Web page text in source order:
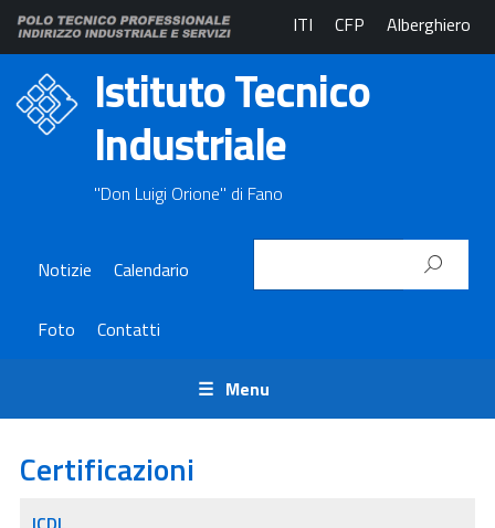
ITI CFP Alberghiero
Istituto Tecnico
Industriale
"Don Luigi Orione" di Fano
Notizie Calendario
Foto Contatti
Menu
Certificazioni